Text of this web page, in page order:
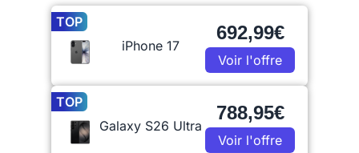
TOP
iPhone 17
692,99€
Voir l'offre
TOP
Galaxy S26 Ultra
788,95€
Voir l'offre